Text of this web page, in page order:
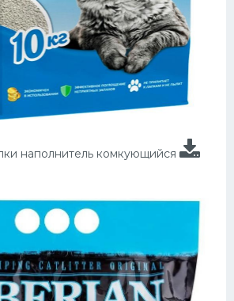
наполнитель комкующийся